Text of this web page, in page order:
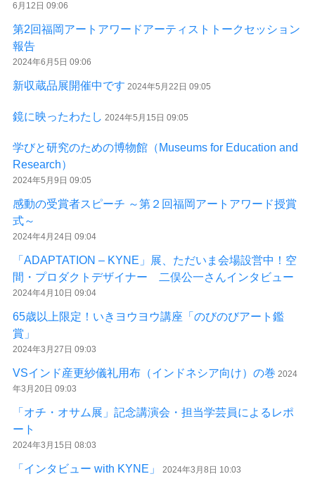
6月12日 09:06
第2回福岡アートアワードアーティストトークセッション
報告
2024年6月5日 09:06
新収蔵品展開催中です 2024年5月22日 09:05
鏡に映ったわたし 2024年5月15日 09:05
学びと研究のための博物館（Museums for Education and
Research）
2024年5月9日 09:05
感動の受賞者スピーチ ～第２回福岡アートアワード授賞
式～
2024年4月24日 09:04
「ADAPTATION – KYNE」展、ただいま会場設営中！空
間・プロダクトデザイナー 二俣公一さんインタビュー
2024年4月10日 09:04
65歳以上限定！いきヨウヨウ講座「のびのびアート鑑
賞」
2024年3月27日 09:03
VSインド産更紗儀礼用布（インドネシア向け）の巻 2024
年3月20日 09:03
「オチ・オサム展」記念講演会・担当学芸員によるレポ
ート
2024年3月15日 08:03
「インタビュー with KYNE」 2024年3月8日 10:03